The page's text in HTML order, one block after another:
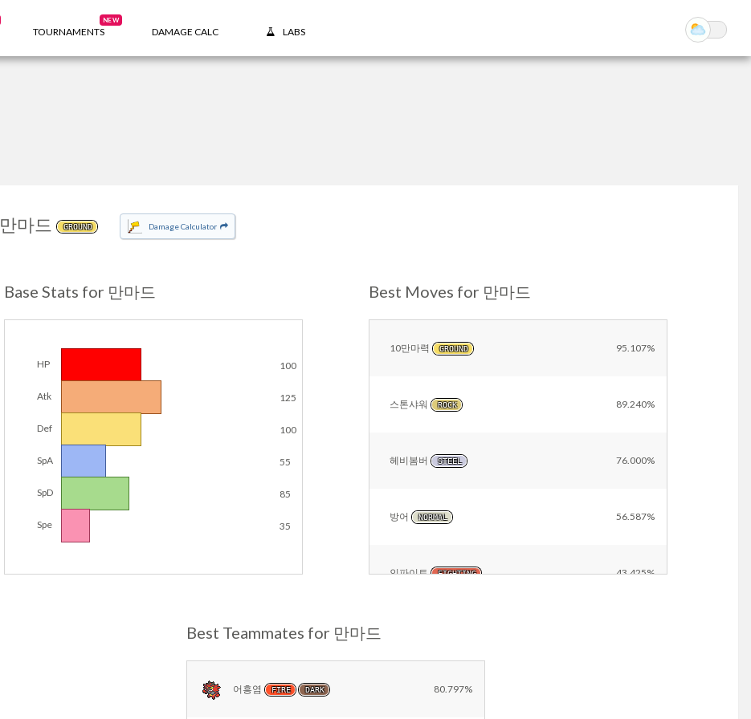
TOURNAMENTS
NEW
DAMAGE CALC LABS
만마드 GROUND Damage Calculator
Base Stats for 만마드
HP 100
Atk 125
Def 100
SpA 55
SpD 85
Spe 35
Best Moves for 만마드
10만마력 GROUND 95.107%
스톤샤워 ROCK 89.240%
헤비봄버 STEEL 76.000%
방어 NORMAL 56.587%
인파이트 FIGHTING 43.425%
NORMAL
Best Teammates for 만마드
어흥염 FIRE DARK 80.797%